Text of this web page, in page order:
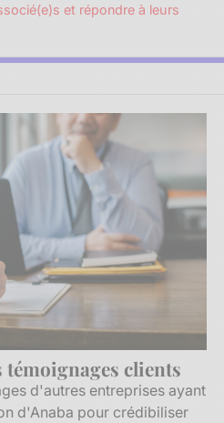
et répondre à leurs
témoignages clients
d'autres entreprises ayant
d'Anaba pour crédibiliser